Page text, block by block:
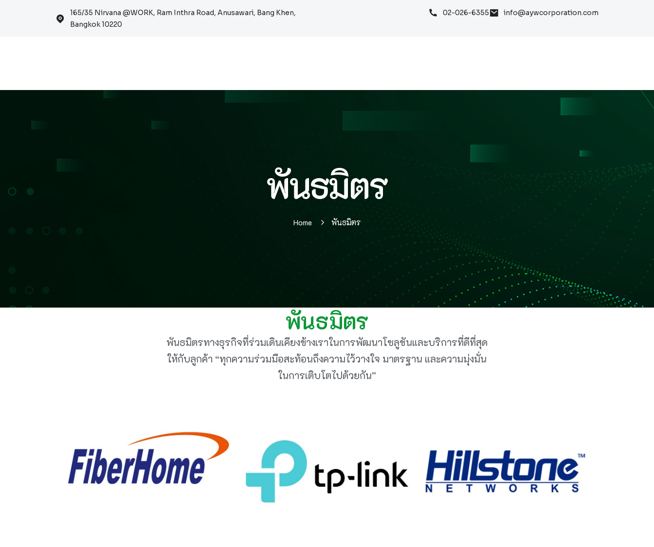
165/35 Nirvana @WORK, Ram Inthra Road, Anusawari, Bang Khen,
Bangkok 10220
02-026-6355 info@aywcorporation.com
พันธมิตร
Home พันธมิตร
พันธมิตร
พันธมิตรทางธุรกิจที่ร่วมเดินเคียงข้างเราในการพัฒนาโซลูชันและบริการที่ดีที่สุด
ให้กับลูกค้า “ทุกความร่วมมือสะท้อนถึงความไว้วางใจ มาตรฐาน และความมุ่งมั่น
ในการเติบโตไปด้วยกัน”